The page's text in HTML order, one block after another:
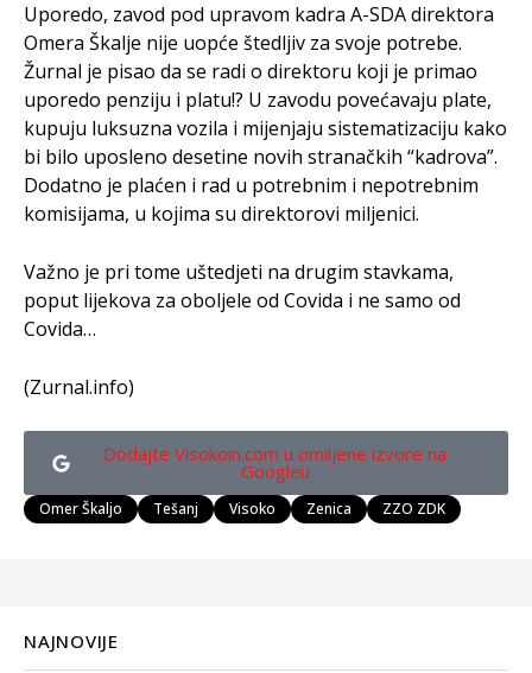
Uporedo, zavod pod upravom kadra A-SDA direktora
Omera Škalje nije uopće štedljiv za svoje potrebe.
Žurnal je pisao da se radi o direktoru koji je primao
uporedo penziju i platu!? U zavodu povećavaju plate,
kupuju luksuzna vozila i mijenjaju sistematizaciju kako
bi bilo uposleno desetine novih stranačkih “kadrova”.
Dodatno je plaćen i rad u potrebnim i nepotrebnim
komisijama, u kojima su direktorovi miljenici.
Važno je pri tome uštedjeti na drugim stavkama,
poput lijekova za oboljele od Covida i ne samo od
Covida…
(Zurnal.info)
Dodajte Visokoin.com u omiljene izvore na
Googleu
Omer Škaljo Tešanj Visoko Zenica ZZO ZDK
NAJNOVIJE